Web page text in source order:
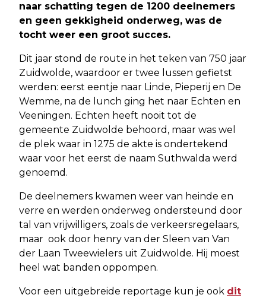
naar schatting tegen de 1200 deelnemers
en geen gekkigheid onderweg, was de
tocht weer een groot succes.
Dit jaar stond de route in het teken van 750 jaar
Zuidwolde, waardoor er twee lussen gefietst
werden: eerst eentje naar Linde, Pieperij en De
Wemme, na de lunch ging het naar Echten en
Veeningen. Echten heeft nooit tot de
gemeente Zuidwolde behoord, maar was wel
de plek waar in 1275 de akte is ondertekend
waar voor het eerst de naam Suthwalda werd
genoemd.
De deelnemers kwamen weer van heinde en
verre en werden onderweg ondersteund door
tal van vrijwilligers, zoals de verkeersregelaars,
maar ook door henry van der Sleen van Van
der Laan Tweewielers uit Zuidwolde. Hij moest
heel wat banden oppompen.
Voor een uitgebreide reportage kun je ook dit